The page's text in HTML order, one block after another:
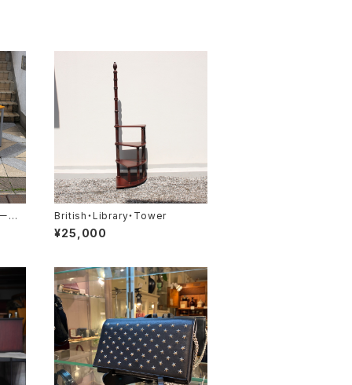
ブ British・Library・Tower
¥25,000